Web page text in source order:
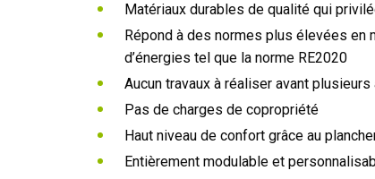
Matériaux durables de qualité qui
Répond à des normes plus élevées en
d’énergies tel que la norme RE2020
Aucun travaux à réaliser avant plusieurs
Pas de charges de copropriété
Haut niveau de confort grâce au
Entièrement modulable et